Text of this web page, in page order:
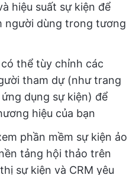
hiệu suất sự kiện để
người dùng trong tương
thể tùy chỉnh các
tham dự (như trang
dụng sự kiện) để
hiệu của bạn
phần mềm sự kiện ảo
tảng hội thảo trên
sự kiện và CRM yêu